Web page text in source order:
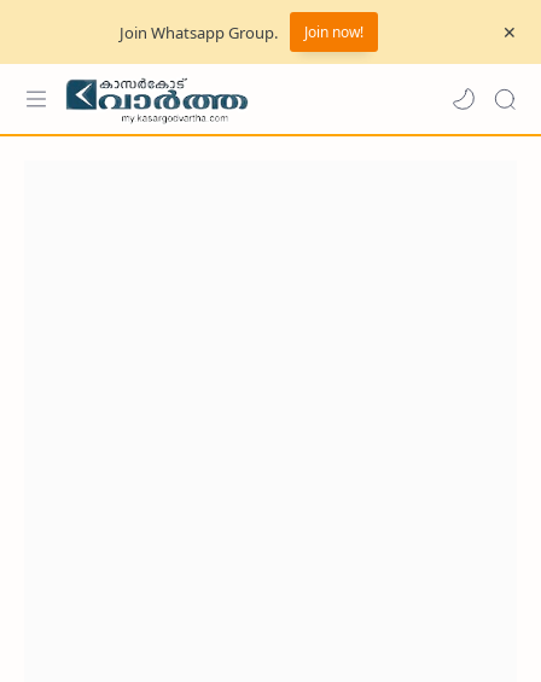
Join Whatsapp Group. Join now!